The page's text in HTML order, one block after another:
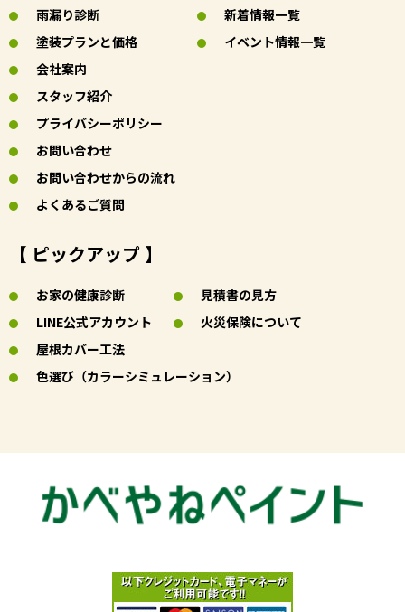
雨漏り診断
塗装プランと価格
新着情報一覧
イベント情報一覧
会社案内
スタッフ紹介
プライバシーポリシー
お問い合わせ
お問い合わせからの流れ
よくあるご質問
【 ピックアップ 】
お家の健康診断
LINE公式アカウント
屋根カバー工法
見積書の見方
火災保険について
色選び（カラーシミュレーション）